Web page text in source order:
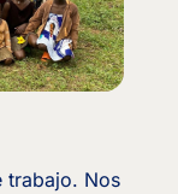
trabajo. Nos